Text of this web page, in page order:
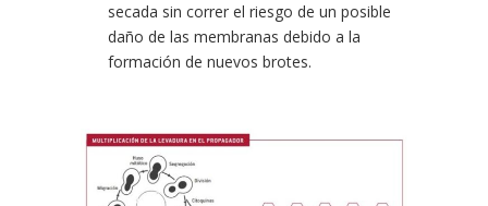
secada sin correr el riesgo de un posible
daño de las membranas debido a la
formación de nuevos brotes.